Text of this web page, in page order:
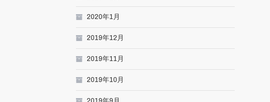
2020年1月
2019年12月
2019年11月
2019年10月